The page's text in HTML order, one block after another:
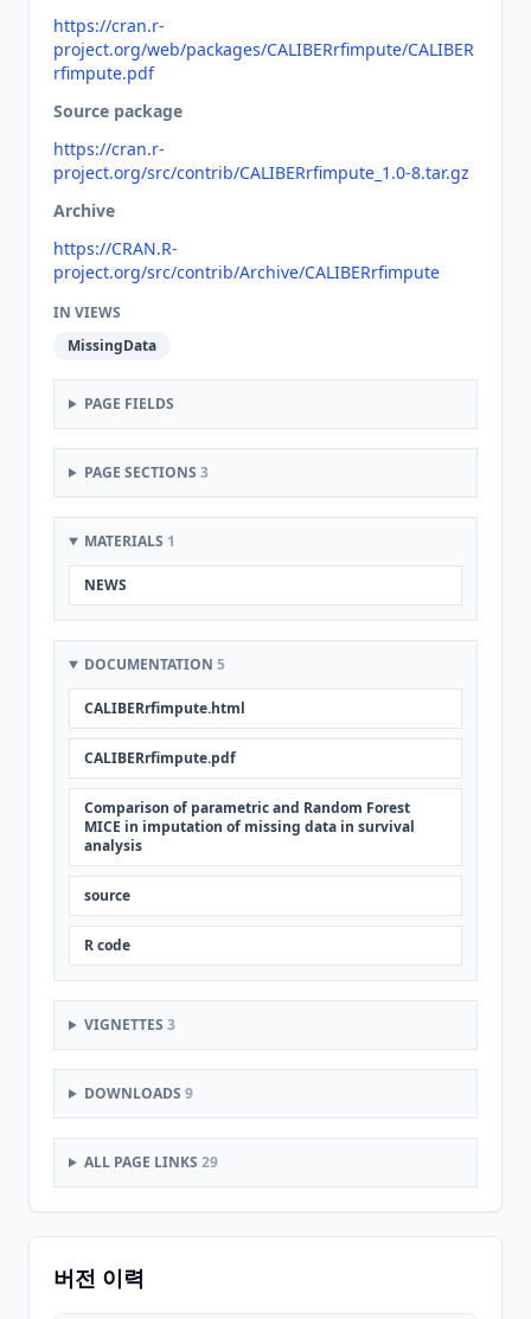
https://cran.r-
project.org/web/packages/CALIBERrfimpute/CALIBER
rfimpute.pdf
Source package
https://cran.r-
project.org/src/contrib/CALIBERrfimpute_1.0-8.tar.gz
Archive
https://CRAN.R-
project.org/src/contrib/Archive/CALIBERrfimpute
IN VIEWS
MissingData
PAGE FIELDS
PAGE SECTIONS 3
MATERIALS 1
NEWS
DOCUMENTATION 5
CALIBERrfimpute.html
CALIBERrfimpute.pdf
Comparison of parametric and Random Forest
MICE in imputation of missing data in survival
analysis
source
R code
VIGNETTES 3
DOWNLOADS 9
ALL PAGE LINKS 29
버전 이력